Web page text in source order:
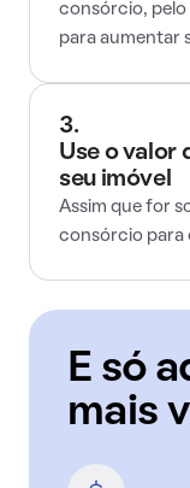
consórcio, pelo
para aumentar
3.
Use o valor
seu imóvel
Assim que for
consórcio para
E só
mais